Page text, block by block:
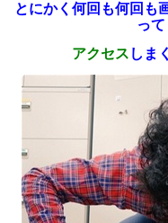
とにかく何回も何回も
っ
アクセス しま